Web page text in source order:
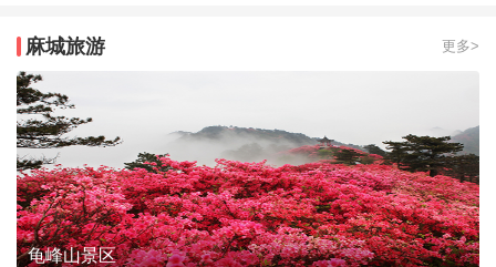
麻城旅游 更多>
龟峰山景区